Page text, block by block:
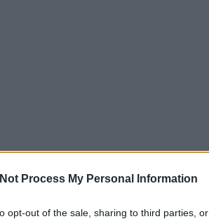
Process My Personal Information
opt-out of the sale, sharing to third parties,